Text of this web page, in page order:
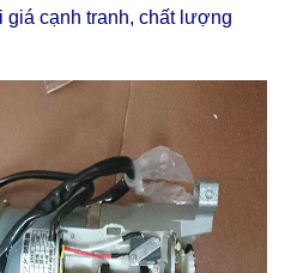
cạnh tranh, chất lượng